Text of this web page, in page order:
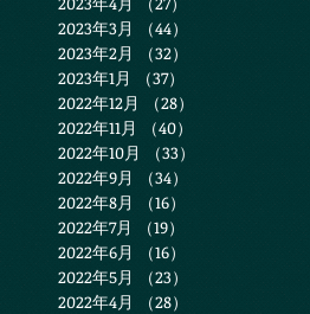
2023年3月
（44）
2023年2月
（32）
2023年1月
（37）
2022年12月
（28）
2022年11月
（40）
2022年10月
（33）
2022年9月
（34）
2022年8月
（16）
2022年7月
（19）
2022年6月
（16）
2022年5月
（23）
2022年4月
（28）